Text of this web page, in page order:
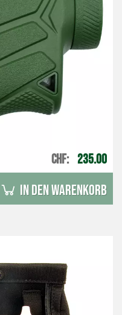
CHF 235.00
in den Warenkorb